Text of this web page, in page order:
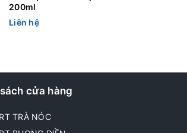
200ml
Liên hệ
cửa hàng
TRÀ NÓC